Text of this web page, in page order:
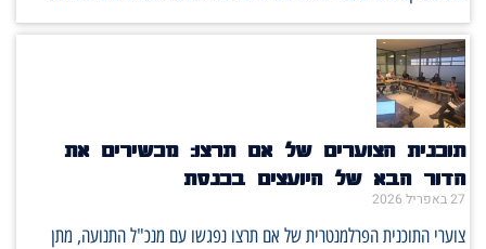
תוכנית הצוערים של אם תרצו: מכשירים את
הדור הבא של היועצים בכנסת
27 באפריל 2026
צוערי התוכנית הפרלמנטרית של אם תרצו נפגשו עם מנכ"ל התנועה, מתן